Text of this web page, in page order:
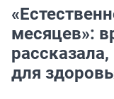
месяцев»:
для